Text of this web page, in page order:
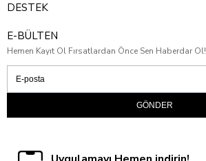
DESTEK
E-BÜLTEN
Hemen Kayıt Ol Fırsatlardan Önce Sen Haberdar Ol!
GÖNDER